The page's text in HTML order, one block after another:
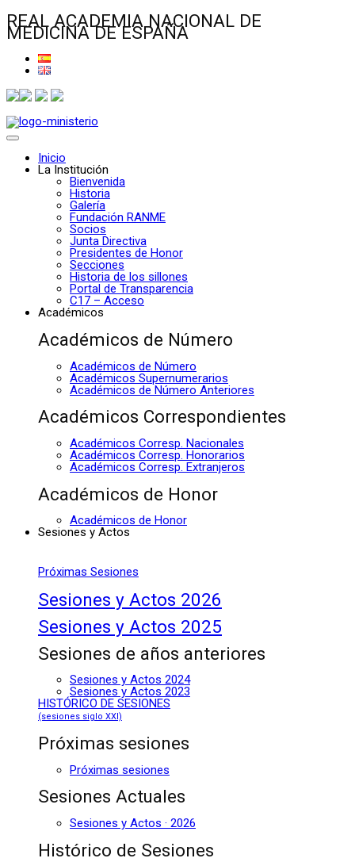
REAL ACADEMIA NACIONAL DE
MEDICINA DE ESPAÑA
Inicio
La Institución
Bienvenida
Historia
Galería
Fundación RANME
Socios
Junta Directiva
Presidentes de Honor
Secciones
Historia de los sillones
Portal de Transparencia
C17 – Acceso
Académicos
Académicos de Número
Académicos de Número
Académicos Supernumerarios
Académicos de Número Anteriores
Académicos Correspondientes
Académicos Corresp. Nacionales
Académicos Corresp. Honorarios
Académicos Corresp. Extranjeros
Académicos de Honor
Académicos de Honor
Sesiones y Actos
Próximas Sesiones
Sesiones y Actos 2026
Sesiones y Actos 2025
Sesiones de años anteriores
Sesiones y Actos 2024
Sesiones y Actos 2023
HISTÓRICO DE SESIONES
(sesiones siglo XXI)
Próximas sesiones
Próximas sesiones
Sesiones Actuales
Sesiones y Actos · 2026
Histórico de Sesiones